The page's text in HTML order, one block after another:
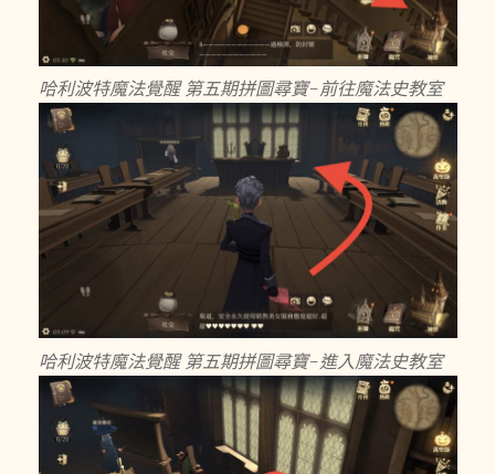
哈利波特魔法覺醒 第五期拼圖尋寶-前往魔法史教室
哈利波特魔法覺醒 第五期拼圖尋寶-進入魔法史教室